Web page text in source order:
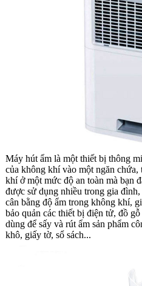
Máy hút ẩm là một thiết bị thông
của không khí vào một ngăn
khí ở một mức độ an toàn mà bạn
được sử dụng nhiều trong gia
cân bằng độ ẩm trong không khí,
bảo quản các thiết bị điện tử, đồ
dùng để sấy và rút ẩm sản phẩm
khô, giấy tờ, sổ sách...